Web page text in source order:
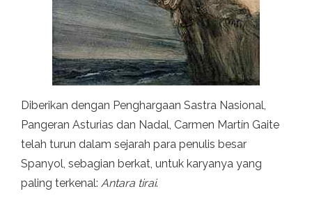
Diberikan dengan Penghargaan Sastra Nasional,
Pangeran Asturias dan Nadal, Carmen Martín Gaite
telah turun dalam sejarah para penulis besar
Spanyol, sebagian berkat, untuk karyanya yang
paling terkenal: Antara tirai.